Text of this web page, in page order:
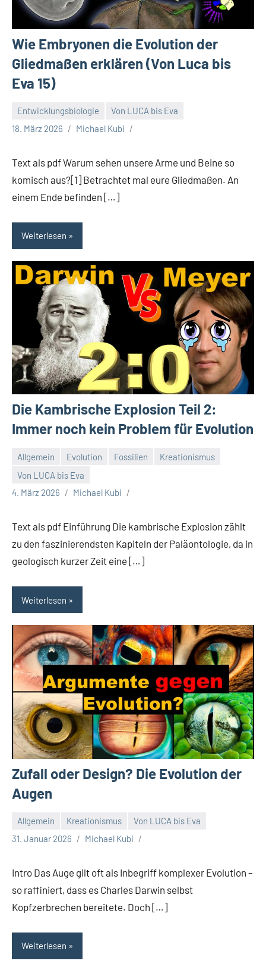
Wie Embryonen die Evolution der
Gliedmaßen erklären (Von Luca bis
Eva 15)
Entwicklungsbiologie
Von LUCA bis Eva
18. März 2026
Michael Kubi
Text als pdf Warum sehen unsere Arme und Beine so
komisch aus?[1] Betrachtet mal eure Gliedmaßen. An
einem Ende befinden […]
Weiterlesen
Die Kambrische Explosion Teil 2:
Immer noch kein Problem für Evolution
Allgemein Evolution Fossilien
Kreationismus
Von LUCA bis Eva
4. März 2026
Michael Kubi
Text als pdf Einführung Die kambrische Explosion zählt
zu den faszinierendsten Kapiteln der Paläontologie, da in
geologisch kurzer Zeit eine […]
Weiterlesen
Zufall oder Design? Die Evolution der
Augen
Allgemein Kreationismus
Von LUCA bis Eva
31. Januar 2026
Michael Kubi
Intro Das Auge gilt oft als Inbegriff komplexer Evolution –
so raffiniert, dass es Charles Darwin selbst
Kopfzerbrechen bereitete. Doch […]
Weiterlesen